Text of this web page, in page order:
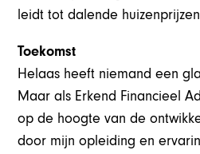
leidt tot dalende
Toekomst
Helaas heeft niemand een
Maar als Erkend Financieel
op de hoogte van de
door mijn opleiding en